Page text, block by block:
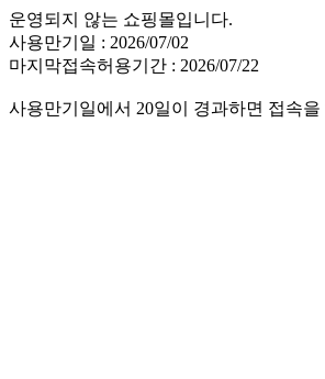
운영되지 않는 쇼핑몰입니다.
사용만기일 : 2026/07/02
마지막접속허용기간 : 2026/07/22
사용만기일에서 20일이 경과하면 접속